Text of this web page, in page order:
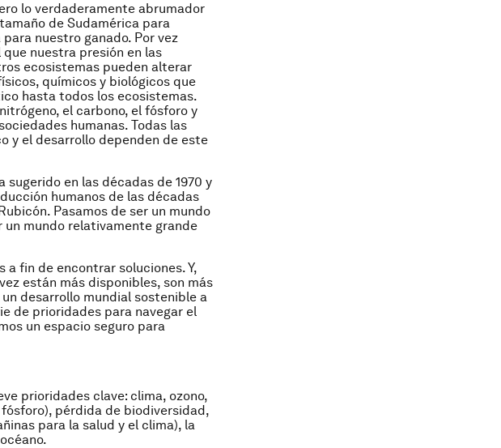
lo verdaderamente abrumador
de Sudamérica para
nuestro ganado. Por vez
nuestra presión en las
ecosistemas pueden alterar
químicos y biológicos que
hasta todos los ecosistemas.
el carbono, el fósforo y
humanas. Todas las
y el desarrollo dependen de este
sugerido en las décadas de 1970 y
humanos de las décadas
Pasamos de ser un mundo
mundo relativamente grande
fin de encontrar soluciones. Y,
están más disponibles, son más
desarrollo mundial sostenible a
de prioridades para navegar el
un espacio seguro para
prioridades clave: clima, ozono,
pérdida de biodiversidad,
para la salud y el clima), la